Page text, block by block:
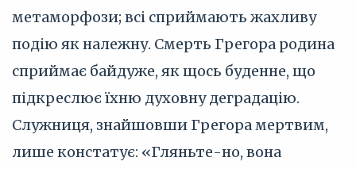
метаморфози; всі сприймають жахливу
подію як належну. Смерть Грегора родина
сприймає байдуже, як щось буденне, що
підкреслює їхню духовну деградацію.
Служниця, знайшовши Грегора мертвим,
лише констатує: «Гляньте-но, вона